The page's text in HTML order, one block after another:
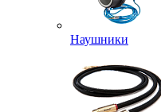
Наушники